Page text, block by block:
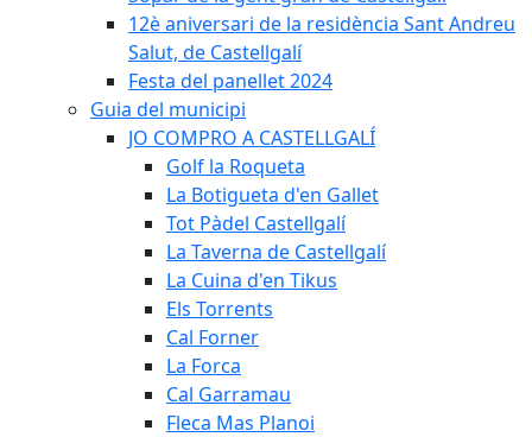
12è aniversari de la residència Sant Andreu
Salut, de Castellgalí
Festa del panellet 2024
Guia del municipi
JO COMPRO A CASTELLGALÍ
Golf la Roqueta
La Botigueta d'en Gallet
Tot Pàdel Castellgalí
La Taverna de Castellgalí
La Cuina d'en Tikus
Els Torrents
Cal Forner
La Forca
Cal Garramau
Fleca Mas Planoi